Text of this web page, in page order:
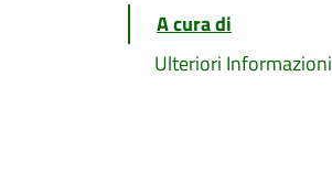
A cura di
Ulteriori Informazioni